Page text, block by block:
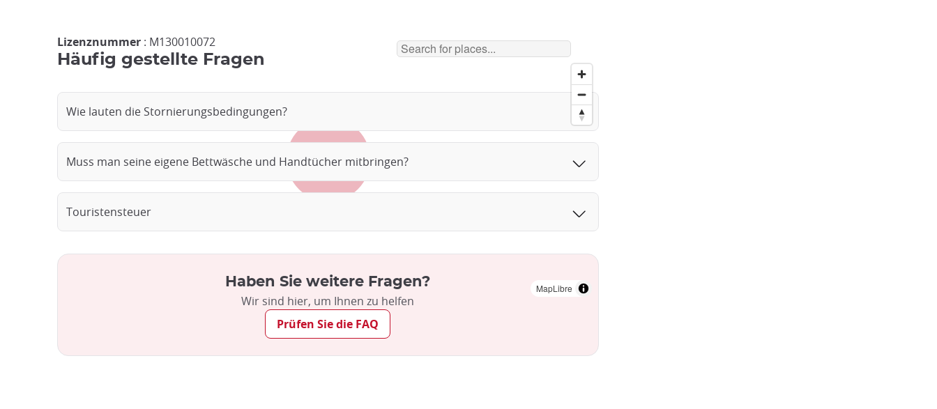
MapLibre
Lizenznummer : M130010072
Häufig gestellte Fragen
Wie lauten die Stornierungsbedingungen?
Muss man seine eigene Bettwäsche und Handtücher mitbringen?
Touristensteuer
Haben Sie weitere Fragen?
Wir sind hier, um Ihnen zu helfen
Prüfen Sie die FAQ